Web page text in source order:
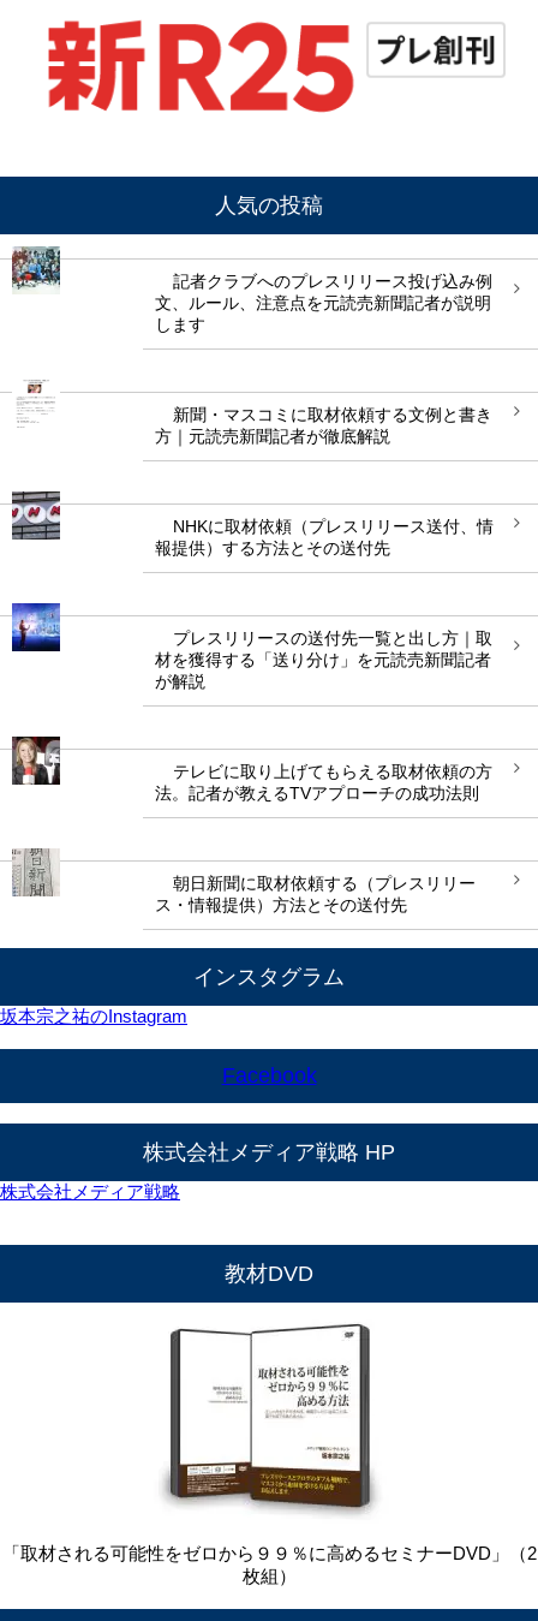
人気の投稿
記者クラブへのプレスリリース投げ込み例
文、ルール、注意点を元読売新聞記者が説明
します
新聞・マスコミに取材依頼する文例と書き
方｜元読売新聞記者が徹底解説
NHKに取材依頼（プレスリリース送付、情
報提供）する方法とその送付先
プレスリリースの送付先一覧と出し方｜取
材を獲得する「送り分け」を元読売新聞記者
が解説
テレビに取り上げてもらえる取材依頼の方
法。記者が教えるTVアプローチの成功法則
朝日新聞に取材依頼する（プレスリリー
ス・情報提供）方法とその送付先
インスタグラム
坂本宗之祐のInstagram
Facebook
株式会社メディア戦略 HP
株式会社メディア戦略
教材DVD
「取材される可能性をゼロから９９％に高めるセミナーDVD」（2
枚組）